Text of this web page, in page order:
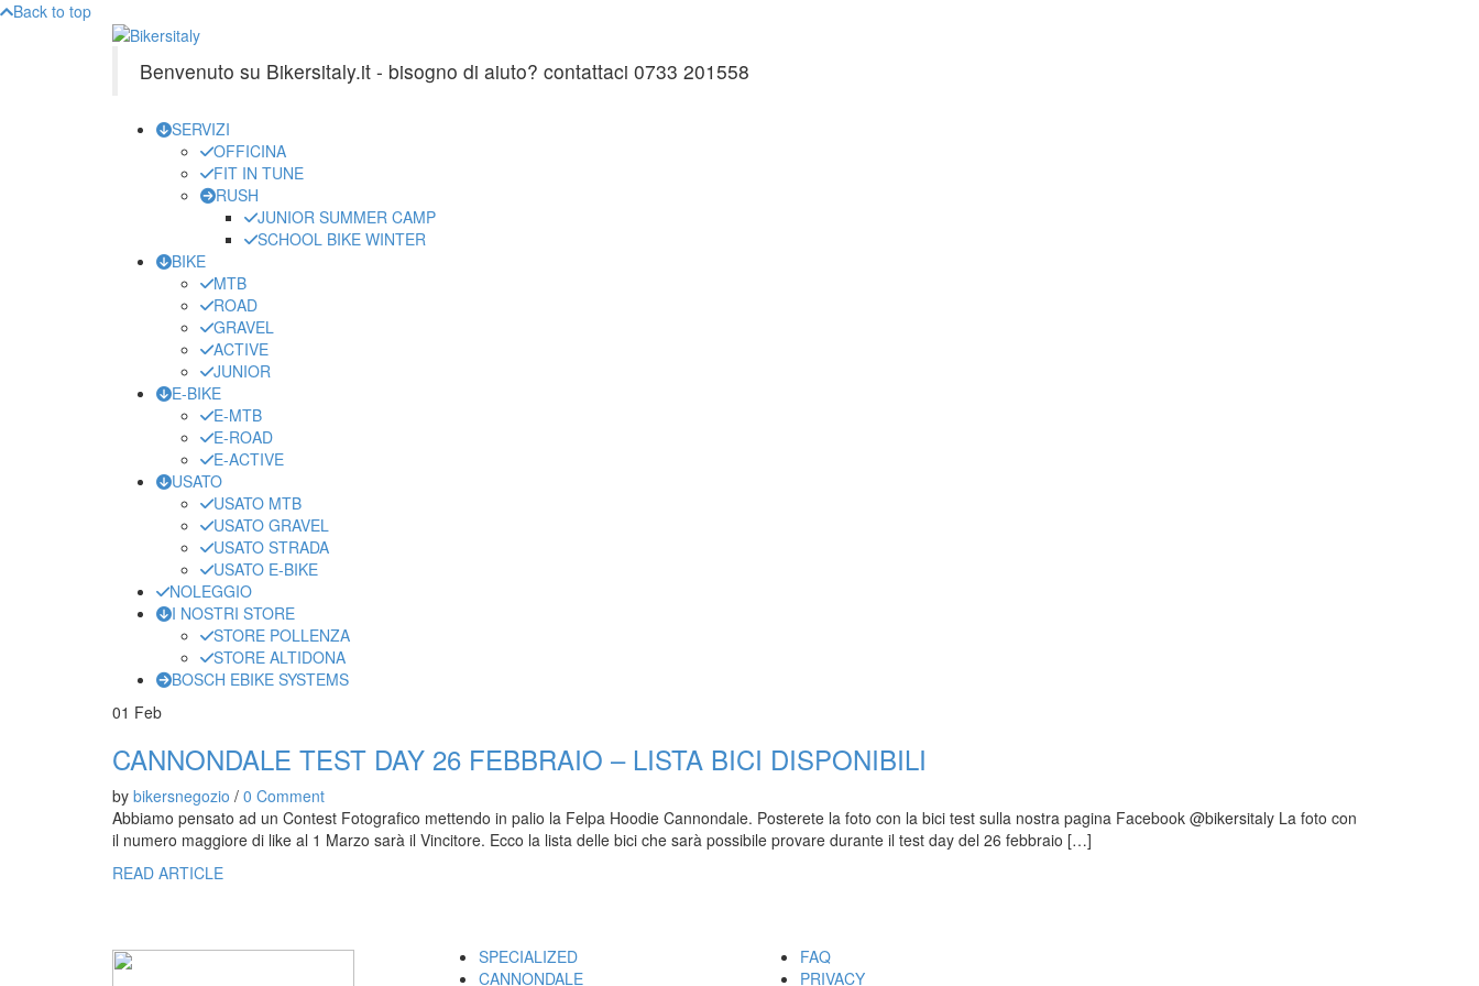
Back to top
Benvenuto su Bikersitaly.it - bisogno di aiuto? contattaci 0733 201558
SERVIZI
OFFICINA
FIT IN TUNE
RUSH
JUNIOR SUMMER CAMP
SCHOOL BIKE WINTER
BIKE
MTB
ROAD
GRAVEL
ACTIVE
JUNIOR
E-BIKE
E-MTB
E-ROAD
E-ACTIVE
USATO
USATO MTB
USATO GRAVEL
USATO STRADA
USATO E-BIKE
NOLEGGIO
I NOSTRI STORE
STORE POLLENZA
STORE ALTIDONA
BOSCH EBIKE SYSTEMS
01 Feb
CANNONDALE TEST DAY 26 FEBBRAIO – LISTA BICI DISPONIBILI
by bikersnegozio / 0 Comment
Abbiamo pensato ad un Contest Fotografico mettendo in palio la Felpa Hoodie Cannondale. Posterete la foto con la bici test sulla nostra pagina Facebook @bikersitaly La foto con
il numero maggiore di like al 1 Marzo sarà il Vincitore. Ecco la lista delle bici che sarà possibile provare durante il test day del 26 febbraio […]
READ ARTICLE
SPECIALIZED
CANNONDALE
FAQ
PRIVACY